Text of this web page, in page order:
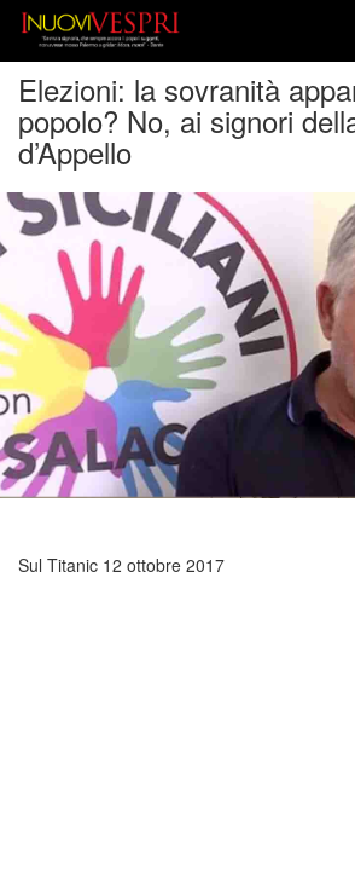
Elezioni: la sovranità
popolo? No, ai signori
d’Appello
Sul Titanic 12 ottobre 2017